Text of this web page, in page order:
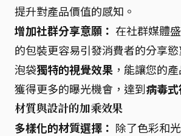
提升對產品價值的感知。
增加社群分享意願： 在社群媒體
的包裝更容易引發消費者的分享
泡袋獨特的視覺效果 ，能讓您的
獲得更多的曝光機會，達到病毒
材質與設計的加乘效果
多樣化的材質選擇： 除了色彩和